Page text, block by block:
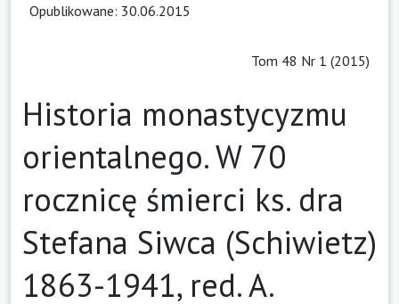
Opublikowane: 30.06.2015
Tom 48 Nr 1 (2015)
Historia monastycyzmu
orientalnego. W 70
rocznicę śmierci ks. dra
Stefana Siwca (Schiwietz)
1863-1941, red. A.